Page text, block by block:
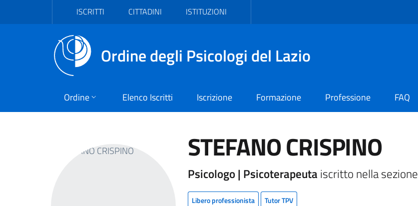
Vai al contenuto principale
ISCRITTI CITTADINI ISTITUZIONI
Ordine degli Psicologi del Lazio
Ordine Elenco Iscritti Iscrizione Formazione Professione FAQ
STEFANO CRISPINO
Psicologo | Psicoterapeuta iscritto nella sezione
Libero professionista Tutor TPV